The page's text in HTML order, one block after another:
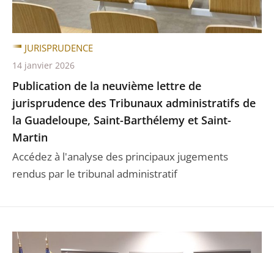
Publication de la neuvième lettre de
jurisprudence des Tribunaux administratifs de
la Guadeloupe, Saint-Barthélemy et Saint-
Martin
Accédez à l'analyse des principaux jugements
rendus par le tribunal administratif
JURISPRUDENCE
14 janvier 2026